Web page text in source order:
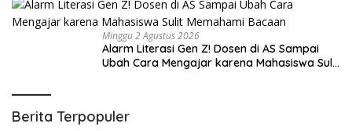
Minggu 2 Agustus 2026
Alarm Literasi Gen Z! Dosen di AS Sampai
Ubah Cara Mengajar karena Mahasiswa Sulit
Berita Terpopuler